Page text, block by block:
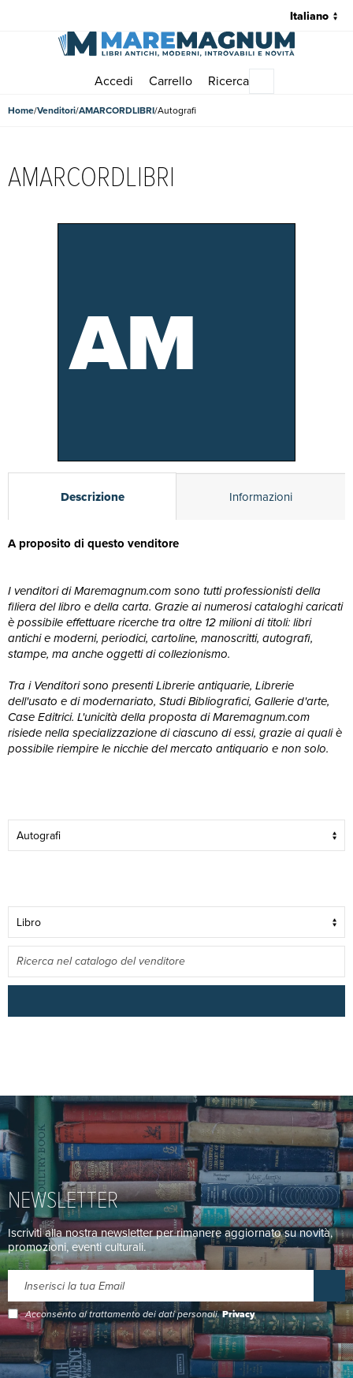
Accedi Carrello Ricerca
Home Venditori AMARCORDLIBRI Autografi
AMARCORDLIBRI
AM
Descrizione Informazioni
A proposito di questo venditore
I venditori di Maremagnum.com sono tutti professionisti della
filiera del libro e della carta. Grazie ai numerosi cataloghi caricati
è possibile effettuare ricerche tra oltre 12 milioni di titoli: libri
antichi e moderni, periodici, cartoline, manoscritti, autografi,
stampe, ma anche oggetti di collezionismo.
Tra i Venditori sono presenti Librerie antiquarie, Librerie
dell'usato e di modernariato, Studi Bibliografici, Gallerie d'arte,
Case Editrici. L'unicità della proposta di Maremagnum.com
risiede nella specializzazione di ciascuno di essi, grazie ai quali è
possibile riempire le nicchie del mercato antiquario e non solo.
NEWSLETTER
Iscriviti alla nostra newsletter per rimanere aggiornato su novità,
promozioni, eventi culturali.
Acconsento al trattamento dei dati personali.Privacy